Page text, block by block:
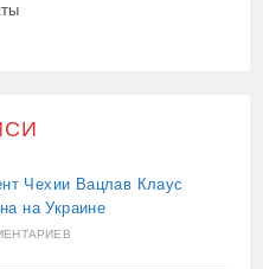
Чехии Вацлав Клаус
на Украине